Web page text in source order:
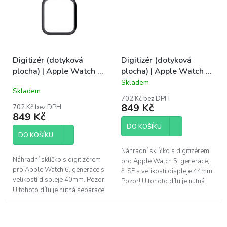
Digitizér (dotyková
plocha) | Apple Watch 6
Skladem
702 Kč bez DPH
849 Kč
DO KOŠÍKU
Náhradní sklíčko s digitizérem
pro Apple Watch 6. generace s
velikostí displeje 40mm. Pozor!
U tohoto dílu je nutná separace
starého skla a následné
Digitizér (dotyková
plocha) | Apple Watch 6
44mm
Průměrné
produktu
je
5,0
hvězdiček.
Skladem
702 Kč bez DPH
849 Kč
DO KOŠÍKU
Náhradní sklíčko s digitizérem
pro Apple Watch 5. generace,
či SE s velikostí displeje 44mm.
Pozor! U tohoto dílu je nutná
následné nalepení tohoto dílu...